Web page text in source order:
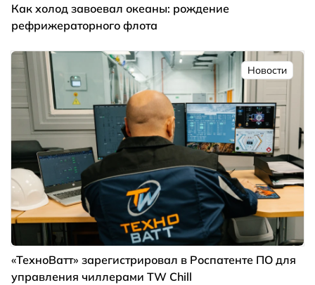
Как холод завоевал океаны: рождение
рефрижераторного флота
Новости
«ТехноВатт» зарегистрировал в Роспатенте ПО для
управления чиллерами TW Chill